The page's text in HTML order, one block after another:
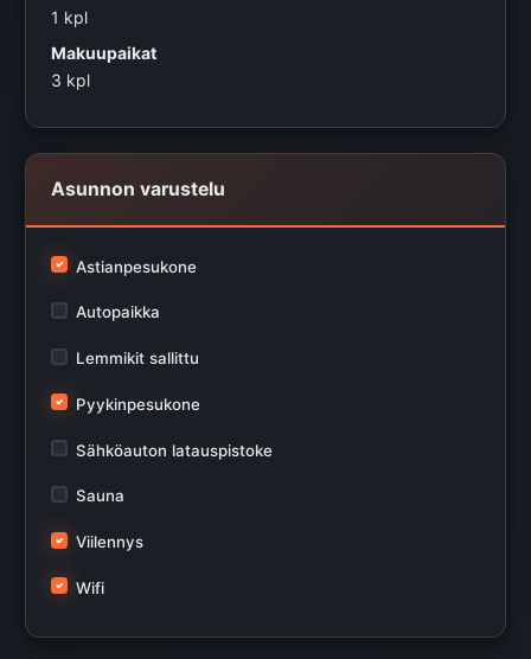
1 kpl
Makuupaikat
3 kpl
Asunnon varustelu
Astianpesukone
Autopaikka
Lemmikit sallittu
Pyykinpesukone
Sähköauton latauspistoke
Sauna
Viilennys
Wifi